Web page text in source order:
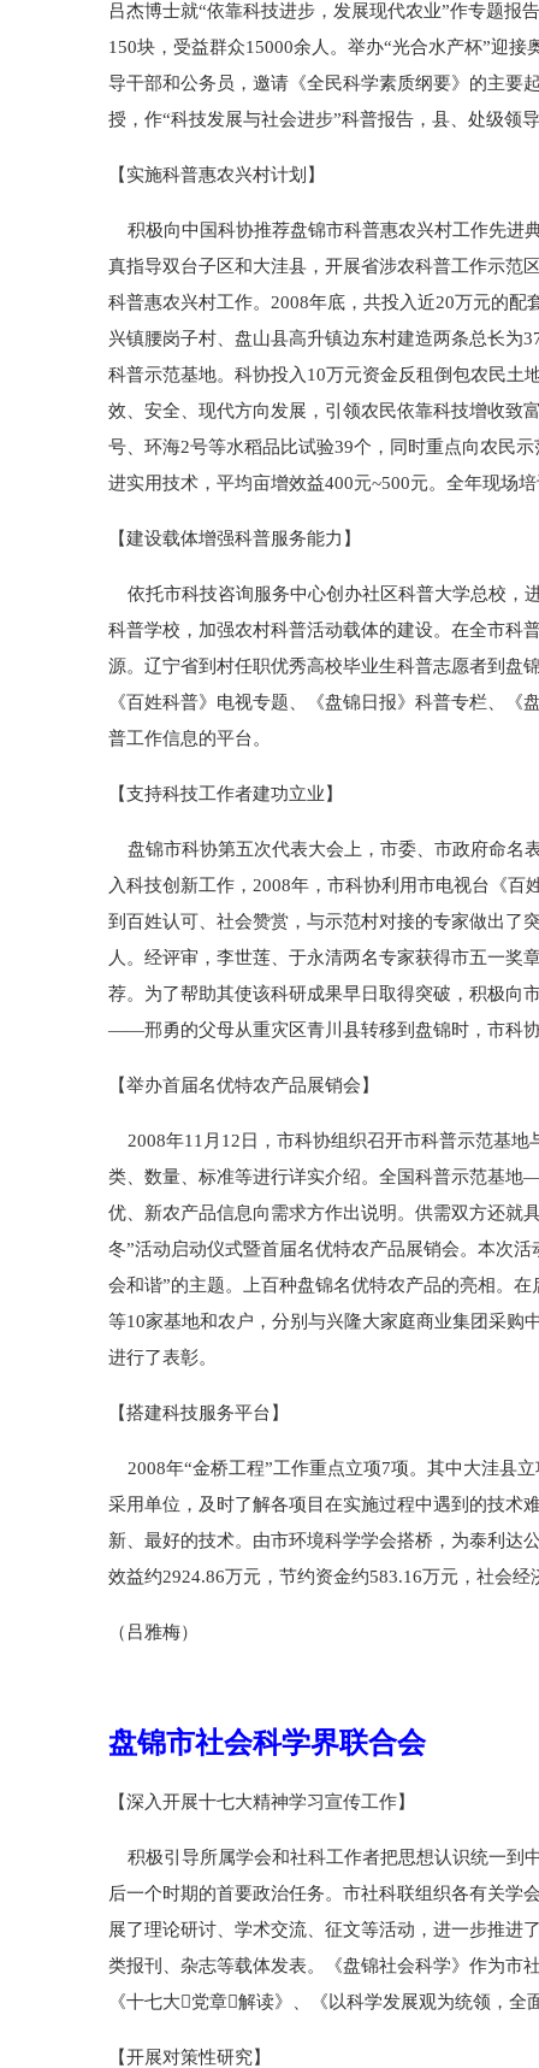
吕杰博士就“依靠科技进步，发展现代农业”作专题报
150块，受益群众15000余人。举办“光合水产杯”迎
导干部和公务员，邀请《全民科学素质纲要》的主要
授，作“科技发展与社会进步”科普报告，县、处级领
【实施科普惠农兴村计划】
积极向中国科协推荐盘锦市科普惠农兴村工作先进
真指导双台子区和大洼县，开展省涉农科普工作示范
科普惠农兴村工作。2008年底，共投入近20万元的
兴镇腰岗子村、盘山县高升镇边东村建造两条总长为
科普示范基地。科协投入10万元资金反租倒包农民
效、安全、现代方向发展，引领农民依靠科技增收致
号、环海2号等水稻品比试验39个，同时重点向农民
进实用技术，平均亩增效益400元~500元。全年现场
【建设载体增强科普服务能力】
依托市科技咨询服务中心创办社区科普大学总校，
科普学校，加强农村科普活动载体的建设。在全市科
源。辽宁省到村任职优秀高校毕业生科普志愿者到盘
《百姓科普》电视专题、《盘锦日报》科普专栏、
普工作信息的平台。
【支持科技工作者建功立业】
盘锦市科协第五次代表大会上，市委、市政府命名
入科技创新工作，2008年，市科协利用市电视台《
到百姓认可、社会赞赏，与示范村对接的专家做出了
人。经评审，李世莲、于永清两名专家获得市五一奖
荐。为了帮助其使该科研成果早日取得突破，积极向
——邢勇的父母从重灾区青川县转移到盘锦时，市科
【举办首届名优特农产品展销会】
2008年11月12日，市科协组织召开市科普示范基地
类、数量、标准等进行详实介绍。全国科普示范基
优、新农产品信息向需求方作出说明。供需双方还就
冬”活动启动仪式暨首届名优特农产品展销会。本次
会和谐”的主题。上百种盘锦名优特农产品的亮相。
等10家基地和农户，分别与兴隆大家庭商业集团采购
进行了表彰。
【搭建科技服务平台】
2008年“金桥工程”工作重点立项7项。其中大洼县
采用单位，及时了解各项目在实施过程中遇到的技术
新、最好的技术。由市环境科学学会搭桥，为泰利达
效益约2924.86万元，节约资金约583.16万元，社会经
（吕雅梅）
盘锦市社会科学界联合会
【深入开展十七大精神学习宣传工作】
积极引导所属学会和社科工作者把思想认识统一到
后一个时期的首要政治任务。市社科联组织各有关学
展了理论研讨、学术交流、征文等活动，进一步推进
类报刊、杂志等载体发表。《盘锦社会科学》作为市
《十七大党章解读》、《以科学发展观为统领，全
【开展对策性研究】